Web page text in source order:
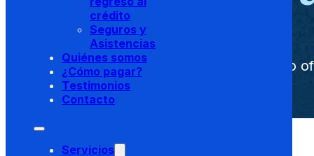
crédito
Seguros y
Asistencias
Quiénes somos
¿Cómo pagar?
Testimonios
Contacto
Servicios
Conoce los canales de pago